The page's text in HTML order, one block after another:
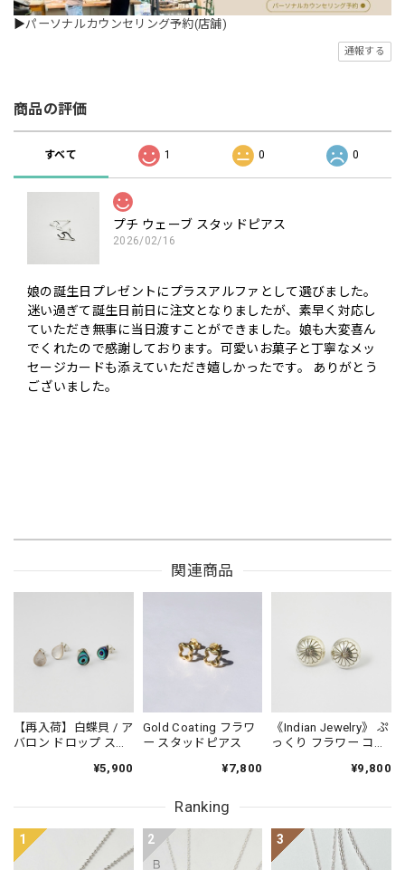
▶パーソナルカウンセリング予約(店舗)
通報する
商品の評価
すべて 1 0 0
プチ ウェーブ スタッドピアス
2026/02/16
娘の誕生日プレゼントにプラスアルファとして選びました。
迷い過ぎて誕生日前日に注文となりましたが、素早く対応し
ていただき無事に当日渡すことができました。娘も大変喜ん
でくれたので感謝しております。可愛いお菓子と丁寧なメッ
セージカードも添えていただき嬉しかったです。 ありがとう
ございました。
関連商品
【再入荷】白蝶貝 / ア
バロン ドロップ スタ
アス プチピアス¥5,900
Gold Coating フラワ
ー スタッドピアス
¥7,800
《Indian Jewelry》 ぷ
っくり フラワー コン
¥9,800
Ranking
1 2 3